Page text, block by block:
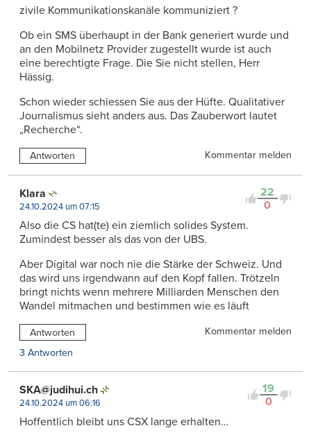
zivile Kommunikationskanäle kommuniziert ?
Ob ein SMS überhaupt in der Bank generiert wurde und
an den Mobilnetz Provider zugestellt wurde ist auch
eine berechtigte Frage. Die Sie nicht stellen, Herr
Hässig.
Schon wieder schiessen Sie aus der Hüfte. Qualitativer
Journalismus sieht anders aus. Das Zauberwort lautet
„Recherche“.
Antworten Kommentar melden
22
0
Klara
24.10.2024 um 07:15
Also die CS hat(te) ein ziemlich solides System.
Zumindest besser als das von der UBS.
Aber Digital war noch nie die Stärke der Schweiz. Und
das wird uns irgendwann auf den Kopf fallen. Trötzeln
bringt nichts wenn mehrere Milliarden Menschen den
Wandel mitmachen und bestimmen wie es läuft
Antworten
Kommentar melden
3 Antworten
19
0
SKA@judihui.ch
24.10.2024 um 06:16
Hoffentlich bleibt uns CSX lange erhalten…